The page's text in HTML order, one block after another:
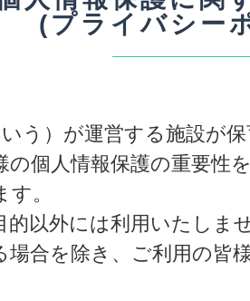
(プライバシー
う）が運営する施設が
個人情報保護の重要性
。
以外には利用いたしませ
合を除き、ご利用の